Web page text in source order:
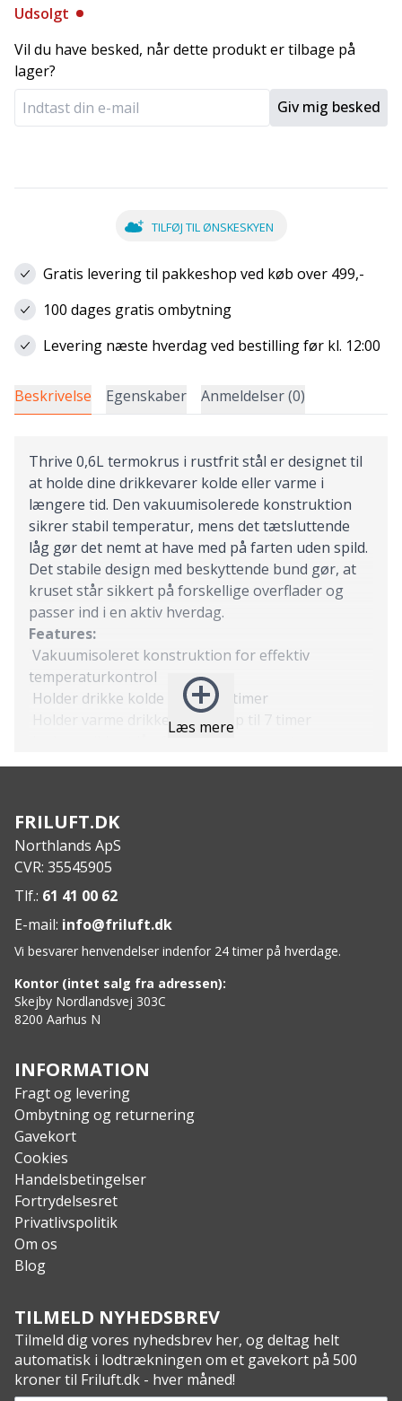
Udsolgt
Vil du have besked, når dette produkt er tilbage på
lager?
Giv mig besked
TILFØJ TIL ØNSKESKYEN
Gratis levering til pakkeshop ved køb over 499,-
100 dages gratis ombytning
Levering næste hverdag ved bestilling før kl. 12:00
Beskrivelse Egenskaber Anmeldelser (0)
Læs mere
Thrive 0,6L termokrus i rustfrit stål er designet til
at holde dine drikkevarer kolde eller varme i
længere tid. Den vakuumisolerede konstruktion
sikrer stabil temperatur, mens det tætsluttende
låg gør det nemt at have med på farten uden spild.
Det stabile design med beskyttende bund gør, at
kruset står sikkert på forskellige overflader og
passer ind i en aktiv hverdag.
Features:
Vakuumisoleret konstruktion for effektiv
temperaturkontrol
Holder drikke kolde i op til 14 timer
Holder varme drikke varme i op til 7 timer
Passer i de fleste kopholdere
opvaskemaskine
Specs:
Kapacitet: 0,6 L
Materiale: 304 rustfrit stål
silikone
FRILUFT.DK
Northlands ApS
CVR: 35545905
Tlf.: 61 41 00 62
E-mail: info@friluft.dk
Vi besvarer henvendelser indenfor 24 timer på hverdage.
Kontor (intet salg fra adressen):
Skejby Nordlandsvej 303C
8200 Aarhus N
INFORMATION
Fragt og levering
Ombytning og returnering
Gavekort
Cookies
Handelsbetingelser
Fortrydelsesret
Privatlivspolitik
Om os
Blog
TILMELD NYHEDSBREV
Tilmeld dig vores nyhedsbrev her, og deltag helt
automatisk i lodtrækningen om et gavekort på 500
kroner til Friluft.dk - hver måned!